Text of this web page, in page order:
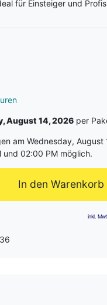
für Einsteiger und Profis
August 14, 2026 per
am Wednesday, August
02:00 PM möglich.
In den Warenkorb